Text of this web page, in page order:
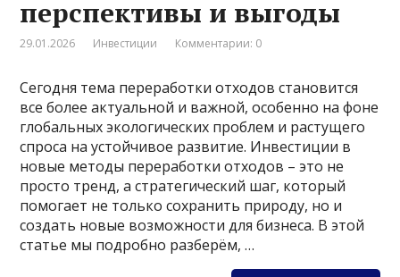
перспективы и выгоды
29.01.2026 Инвестиции Комментарии: 0
Сегодня тема переработки отходов становится
все более актуальной и важной, особенно на фоне
глобальных экологических проблем и растущего
спроса на устойчивое развитие. Инвестиции в
новые методы переработки отходов – это не
просто тренд, а стратегический шаг, который
помогает не только сохранить природу, но и
создать новые возможности для бизнеса. В этой
статье мы подробно разберём, …